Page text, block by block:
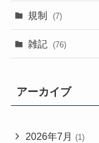
規制 (7)
雑記 (76)
アーカイブ
2026年7月 (1)